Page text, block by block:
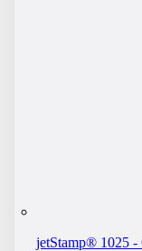
jetStamp® 1025 -